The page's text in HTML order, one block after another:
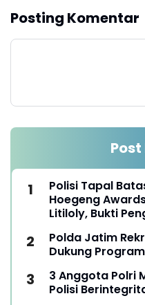
Posting Komentar
Polisi Tapal
Hoegeng
Litiloly, Bukti
Polda Jatim
Dukung
3 Anggota Polri
Polisi